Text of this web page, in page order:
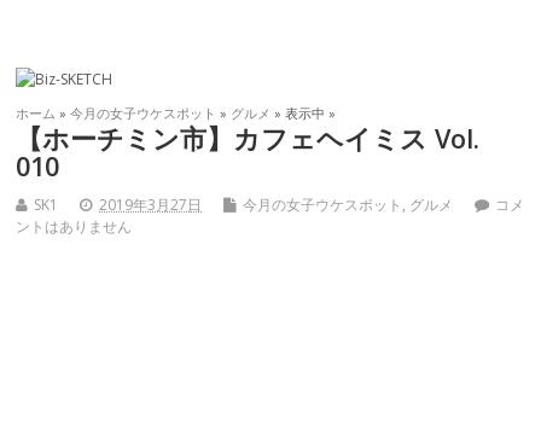
ホーム »今月の女子ウケスポット » グルメ » 表示中 »
【ホーチミン市】カフェヘイミス Vol.
010
SK1 2019年3月27日 今月の女子ウケスポット , グルメ
コメ
ントはありません